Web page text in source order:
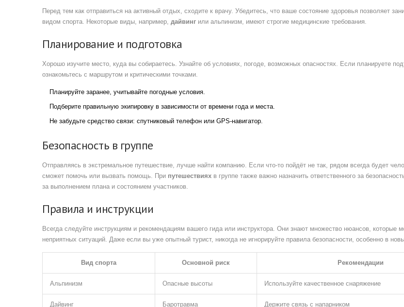
Перед тем как отправиться на активный отдых, сходите к врачу. Убедитесь, что ваше состояние здоровья позволяет
видом спорта. Некоторые виды, например, дайвинг или альпинизм, имеют строгие медицинские требования.
Планирование и подготовка
Хорошо изучите место, куда вы собираетесь. Узнайте об условиях, погоде, возможных опасностях. Если планируете
ознакомьтесь с маршрутом и критическими точками.
Планируйте заранее, учитывайте погодные условия.
Подберите правильную экипировку в зависимости от времени года и места.
Не забудьте средство связи: спутниковый телефон или GPS-навигатор.
Безопасность в группе
Отправляясь в экстремальное путешествие, лучше найти компанию. Если что-то пойдёт не так, рядом всегда будет
сможет помочь или вызвать помощь. При путешествиях в группе также важно назначить ответственного за
за выполнением плана и состоянием участников.
Правила и инструкции
Всегда следуйте инструкциям и рекомендациям вашего гида или инструктора. Они знают множество нюансов, которые
неприятных ситуаций. Даже если вы уже опытный турист, никогда не игнорируйте правила безопасности, особенно в
Вид спорта Основной риск Рекомендации
Альпинизм Опасные высоты Используйте качественное снаряжение
Дайвинг Баротравма Держите связь с напарником